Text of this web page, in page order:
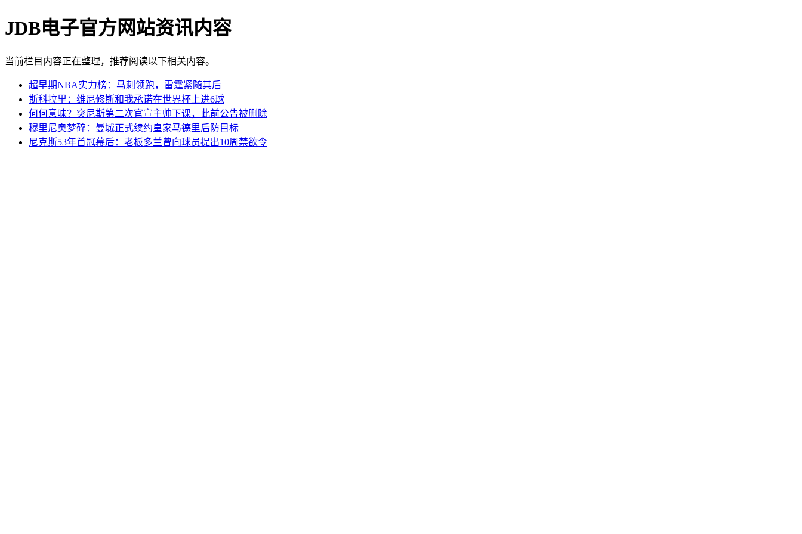
JDB电子官方网站资讯内容
当前栏目内容正在整理，推荐阅读以下相关内容。
超早期NBA实力榜：马刺领跑，雷霆紧随其后
斯科拉里：维尼修斯和我承诺在世界杯上进6球
何何意味？突尼斯第二次官宣主帅下课，此前公告被删除
穆里尼奥梦碎：曼城正式续约皇家马德里后防目标
尼克斯53年首冠幕后：老板多兰曾向球员提出10周禁欲令